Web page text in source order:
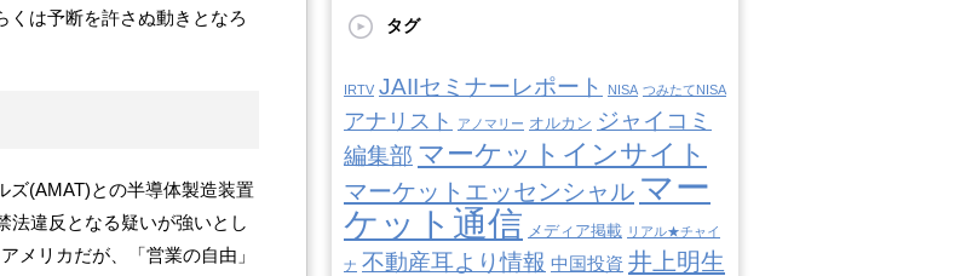
くは予断を許さぬ動きとなろ
ズ(AMAT)との半導体製造装置
法違反となる疑いが強いとし
メリカだが、「営業の自由」
タグ
IRTV JAIIセミナーレポート NISA つみたてNISA
アナリスト アノマリー オルカン ジャイコミ
編集部 マーケットインサイト
マーケットエッセンシャル マー
ケット通信 メディア掲載 リアル★チャイ
ナ 不動産耳より情報 中国投資 井上明生